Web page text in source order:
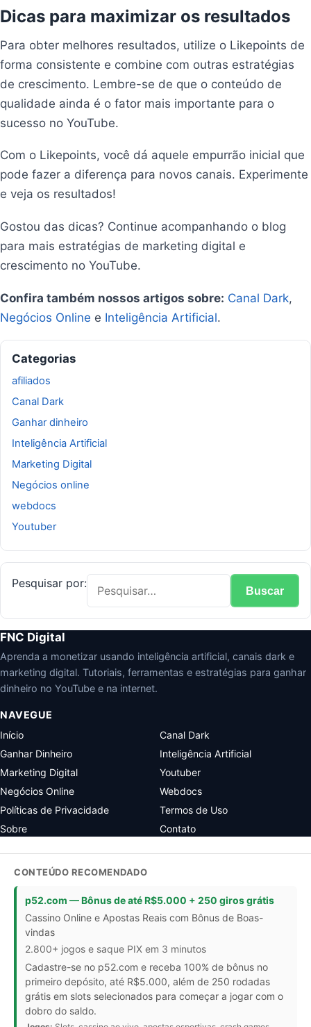
Dicas para maximizar os resultados
Para obter melhores resultados, utilize o Likepoints de
forma consistente e combine com outras estratégias
de crescimento. Lembre-se de que o conteúdo de
qualidade ainda é o fator mais importante para o
sucesso no YouTube.
Com o Likepoints, você dá aquele empurrão inicial que
pode fazer a diferença para novos canais. Experimente
e veja os resultados!
Gostou das dicas? Continue acompanhando o blog
para mais estratégias de marketing digital e
crescimento no YouTube.
Confira também nossos artigos sobre: Canal Dark,
Negócios Online e Inteligência Artificial.
Categorias
afiliados
Canal Dark
Ganhar dinheiro
Inteligência Artificial
Marketing Digital
Negócios online
webdocs
Youtuber
Pesquisar por:
Buscar
FNC Digital
Aprenda a monetizar usando inteligência artificial, canais dark e
marketing digital. Tutoriais, ferramentas e estratégias para ganhar
dinheiro no YouTube e na internet.
NAVEGUE
Início
Canal Dark
Ganhar Dinheiro
Inteligência Artificial
Marketing Digital
Youtuber
Negócios Online
Webdocs
Políticas de Privacidade
Termos de Uso
Sobre
Contato
CONTEÚDO RECOMENDADO
p52.com — Bônus de até R$5.000 + 250 giros grátis
Cassino Online e Apostas Reais com Bônus de Boas-
vindas
2.800+ jogos e saque PIX em 3 minutos
Cadastre-se no p52.com e receba 100% de bônus no
primeiro depósito, até R$5.000, além de 250 rodadas
grátis em slots selecionados para começar a jogar com o
dobro do saldo.